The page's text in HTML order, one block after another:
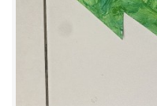
HÁDANKY K TÉMATU
PÍSNĚ K TÉMATU JARO